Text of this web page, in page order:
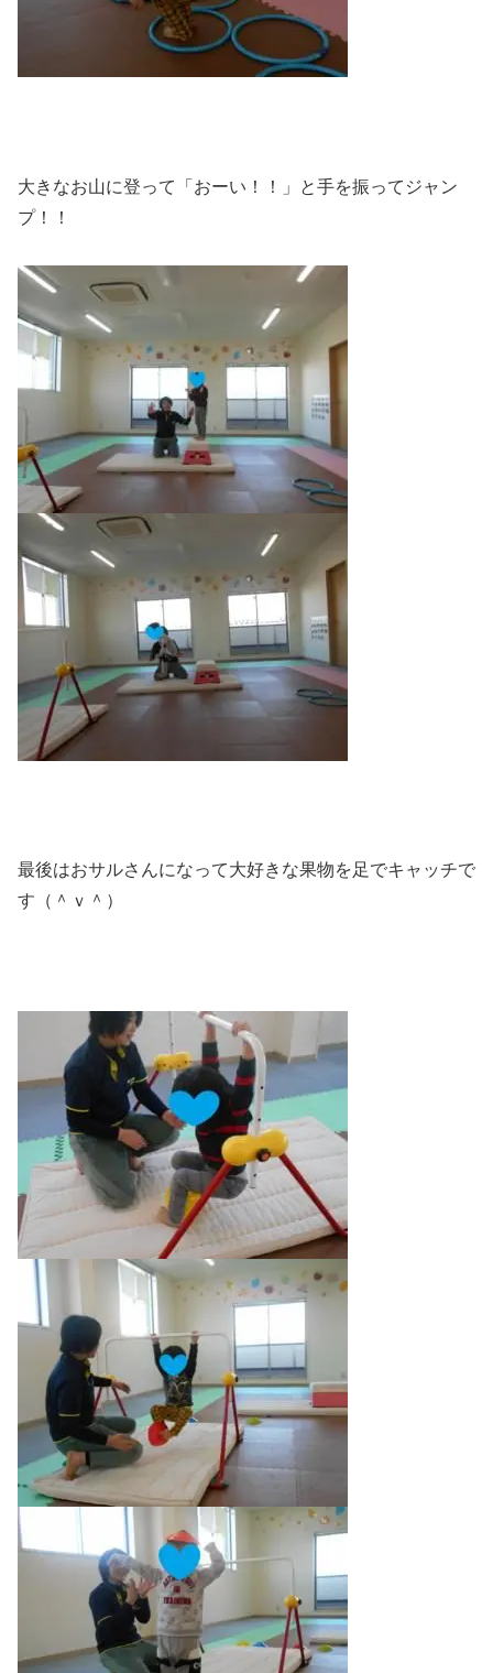
大きなお山に登って「おーい！！」と手を振ってジャン
プ！！
最後はおサルさんになって大好きな果物を足でキャッチで
す（＾ｖ＾）